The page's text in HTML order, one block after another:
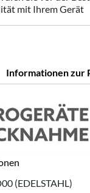
mit Ihrem Gerät
Informationen zur
(EDELSTAHL)